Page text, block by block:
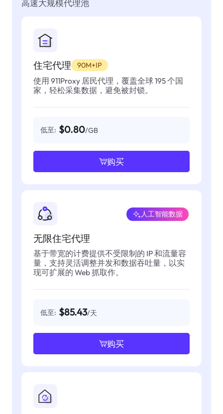
高速大规模代理池
住宅代理 90M+IP
使用 911Proxy 居民代理，覆盖全球 195 个国
家，轻松采集数据，避免被封锁。
低至: $0.80/GB
购买
无限住宅代理
人工智能数据
基于带宽的计费提供不受限制的 IP 和流量容
量，支持灵活调整并发和数据吞吐量，以实
现可扩展的 Web 抓取作。
低至: $85.43/天
购买